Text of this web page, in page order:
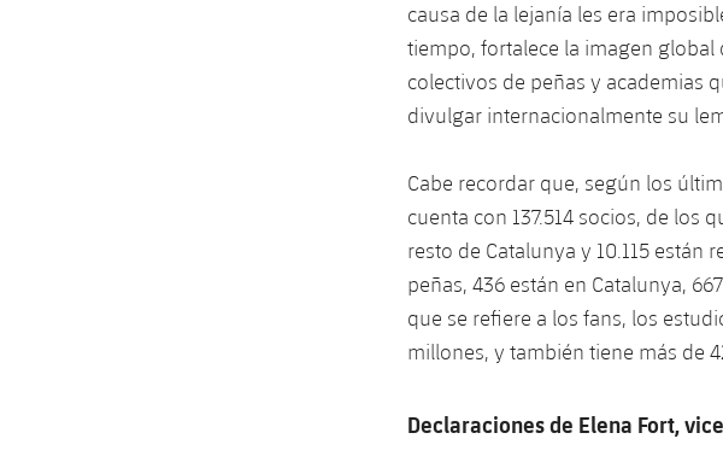
causa de la lejanía les era
tiempo, fortalece la imagen global
colectivos de peñas y academias
divulgar internacionalmente su
Cabe recordar que, según los
cuenta con 137.514 socios, de los
resto de Catalunya y 10.115 están
peñas, 436 están en Catalunya,
que se refiere a los fans, los
millones, y también tiene más de
Declaraciones de Elena Fort,